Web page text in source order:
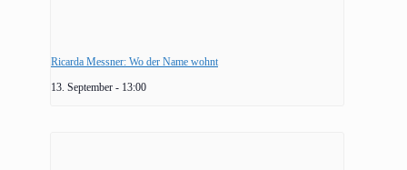
Ricarda Messner: Wo der Name wohnt
13. September - 13:00